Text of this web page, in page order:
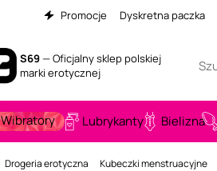
Promocje Dyskretna paczka
S69— Oficjalny sklep polskiej
marki erotycznej
Wibratory Lubrykanty Bielizna
Drogeria erotyczna Kubeczki menstruacyjne